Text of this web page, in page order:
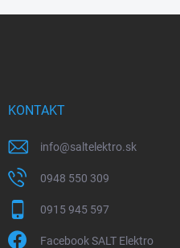
KONTAKT
info@saltelektro.sk
0948 550 309
0915 945 597
Facebook SALT Elektro